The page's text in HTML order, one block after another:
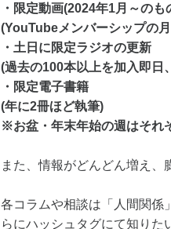
・限定動画(2024年1月～の
(YouTubeメンバーシップの
・土日に限定ラジオの更新
(過去の100本以上を加入即日
・限定電子書籍
(年に2冊ほど執筆)
※お盆・年末年始の週はそれ
また、情報がどんどん増え、
各コラムや相談は「人間関係
らにハッシュタグにて知りた